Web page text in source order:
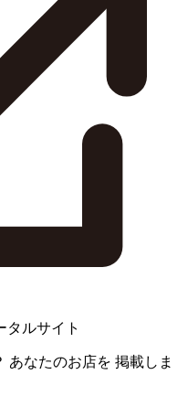
タルサイト
あなたのお店を 掲載しま